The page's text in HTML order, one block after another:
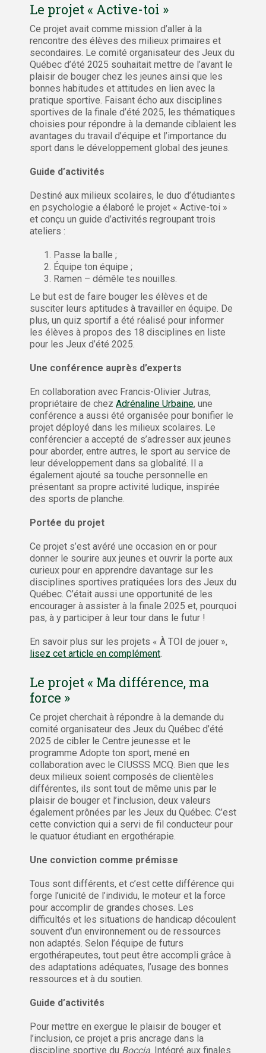
Le projet « Active-toi »
Ce projet avait comme mission d’aller à la
rencontre des élèves des milieux primaires et
secondaires. Le comité organisateur des Jeux du
Québec d’été 2025 souhaitait mettre de l’avant le
plaisir de bouger chez les jeunes ainsi que les
bonnes habitudes et attitudes en lien avec la
pratique sportive. Faisant écho aux disciplines
sportives de la finale d’été 2025, les thématiques
choisies pour répondre à la demande ciblaient les
avantages du travail d’équipe et l’importance du
sport dans le développement global des jeunes.
Guide d’activités
Destiné aux milieux scolaires, le duo d’étudiantes
en psychologie a élaboré le projet « Active-toi »
et conçu un guide d’activités regroupant trois
ateliers :
Passe la balle ;
Équipe ton équipe ;
Ramen – démêle tes nouilles.
Le but est de faire bouger les élèves et de
susciter leurs aptitudes à travailler en équipe. De
plus, un quiz sportif a été réalisé pour informer
les élèves à propos des 18 disciplines en liste
pour les Jeux d’été 2025.
Une conférence auprès d’experts
En collaboration avec Francis-Olivier Jutras,
propriétaire de chez Adrénaline Urbaine, une
conférence a aussi été organisée pour bonifier le
projet déployé dans les milieux scolaires. Le
conférencier a accepté de s’adresser aux jeunes
pour aborder, entre autres, le sport au service de
leur développement dans sa globalité. Il a
également ajouté sa touche personnelle en
présentant sa propre activité ludique, inspirée
des sports de planche.
Portée du projet
Ce projet s’est avéré une occasion en or pour
donner le sourire aux jeunes et ouvrir la porte aux
curieux pour en apprendre davantage sur les
disciplines sportives pratiquées lors des Jeux du
Québec. C’était aussi une opportunité de les
encourager à assister à la finale 2025 et, pourquoi
pas, à y participer à leur tour dans le futur !
En savoir plus sur les projets « À TOI de jouer »,
lisez cet article en complément.
Le projet « Ma différence, ma
force »
Ce projet cherchait à répondre à la demande du
comité organisateur des Jeux du Québec d’été
2025 de cibler le Centre jeunesse et le
programme Adopte ton sport, mené en
collaboration avec le CIUSSS MCQ. Bien que les
deux milieux soient composés de clientèles
différentes, ils sont tout de même unis par le
plaisir de bouger et l’inclusion, deux valeurs
également prônées par les Jeux du Québec. C’est
cette conviction qui a servi de fil conducteur pour
le quatuor étudiant en ergothérapie.
Une conviction comme prémisse
Tous sont différents, et c’est cette différence qui
forge l’unicité de l’individu, le moteur et la force
pour accomplir de grandes choses. Les
difficultés et les situations de handicap découlent
souvent d’un environnement ou de ressources
non adaptés. Selon l’équipe de futurs
ergothérapeutes, tout peut être accompli grâce à
des adaptations adéquates, l’usage des bonnes
ressources et à du soutien.
Guide d’activités
Pour mettre en exergue le plaisir de bouger et
l’inclusion, ce projet a pris ancrage dans la
discipline sportive du Boccia . Intégré aux finales